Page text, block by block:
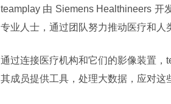
teamplay 由 Siemens Healthineers
专业人士，通过团队努力推动医疗和人
通过连接医疗机构和它们的影像装置
其成员提供工具，处理大数据，应对这